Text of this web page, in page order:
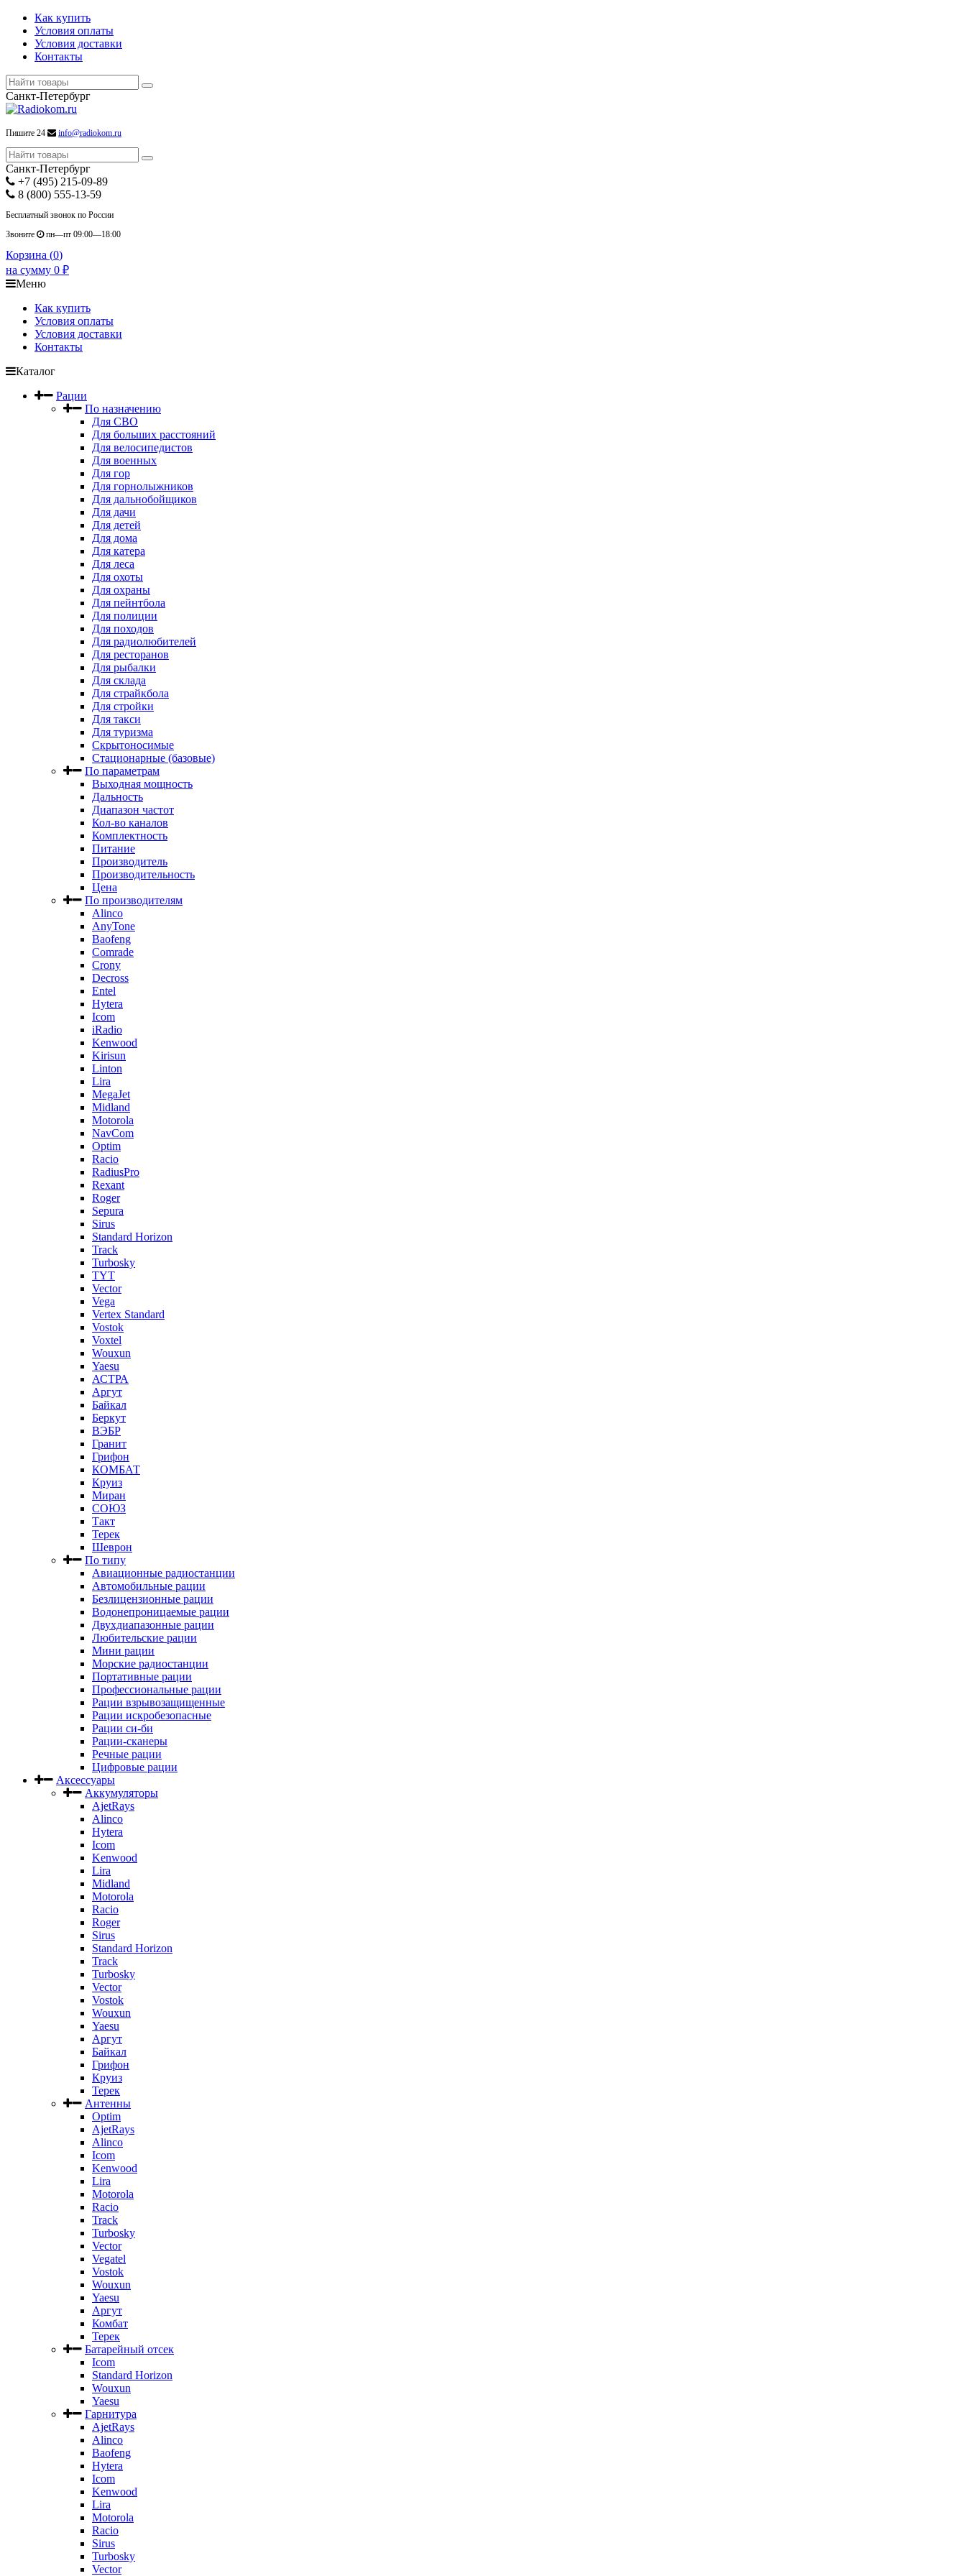
Как купить
Условия оплаты
Условия доставки
Контакты
Санкт-Петербург
Пишите 24 info@radiokom.ru
Санкт-Петербург
+7 (495) 215-09-89
8 (800) 555-13-59
Бесплатный звонок по России
Звоните
пн—пт 09:00—18:00
Корзина (0)
на сумму 0 ₽
Меню
Как купить
Условия оплаты
Условия доставки
Контакты
Каталог
Рации
По назначению
Для СВО
Для больших расстояний
Для велосипедистов
Для военных
Для гор
Для горнолыжников
Для дальнобойщиков
Для дачи
Для детей
Для дома
Для катера
Для леса
Для охоты
Для охраны
Для пейнтбола
Для полиции
Для походов
Для радиолюбителей
Для ресторанов
Для рыбалки
Для склада
Для страйкбола
Для стройки
Для такси
Для туризма
Скрытоносимые
Стационарные (базовые)
По параметрам
Выходная мощность
Дальность
Диапазон частот
Кол-во каналов
Комплектность
Питание
Производитель
Производительность
Цена
По производителям
Alinco
AnyTone
Baofeng
Comrade
Crony
Decross
Entel
Hytera
Icom
iRadio
Kenwood
Kirisun
Linton
Lira
MegaJet
Midland
Motorola
NavCom
Optim
Racio
RadiusPro
Rexant
Roger
Sepura
Sirus
Standard Horizon
Track
Turbosky
TYT
Vector
Vega
Vertex Standard
Vostok
Voxtel
Wouxun
Yaesu
АСТРА
Аргут
Байкал
Беркут
ВЭБР
Гранит
Грифон
КОМБАТ
Круиз
Миран
СОЮЗ
Такт
Терек
Шеврон
По типу
Авиационные радиостанции
Автомобильные рации
Безлицензионные рации
Водонепроницаемые рации
Двухдиапазонные рации
Любительские рации
Мини рации
Морские радиостанции
Портативные рации
Профессиональные рации
Рации взрывозащищенные
Рации искробезопасные
Рации си-би
Рации-сканеры
Речные рации
Цифровые рации
Аксессуары
Аккумуляторы
AjetRays
Alinco
Hytera
Icom
Kenwood
Lira
Midland
Motorola
Racio
Roger
Sirus
Standard Horizon
Track
Turbosky
Vector
Vostok
Wouxun
Yaesu
Аргут
Байкал
Грифон
Круиз
Терек
Антенны
Optim
AjetRays
Alinco
Icom
Kenwood
Lira
Motorola
Racio
Track
Turbosky
Vector
Vegatel
Vostok
Wouxun
Yaesu
Аргут
Комбат
Терек
Батарейный отсек
Icom
Standard Horizon
Wouxun
Yaesu
Гарнитура
AjetRays
Alinco
Baofeng
Hytera
Icom
Kenwood
Lira
Motorola
Racio
Sirus
Turbosky
Vector